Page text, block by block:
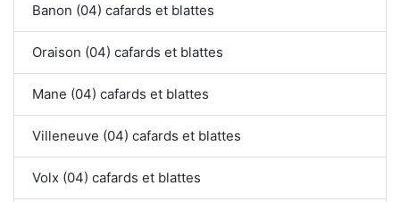
Banon (04) cafards et blattes
Oraison (04) cafards et blattes
Mane (04) cafards et blattes
Villeneuve (04) cafards et blattes
Volx (04) cafards et blattes